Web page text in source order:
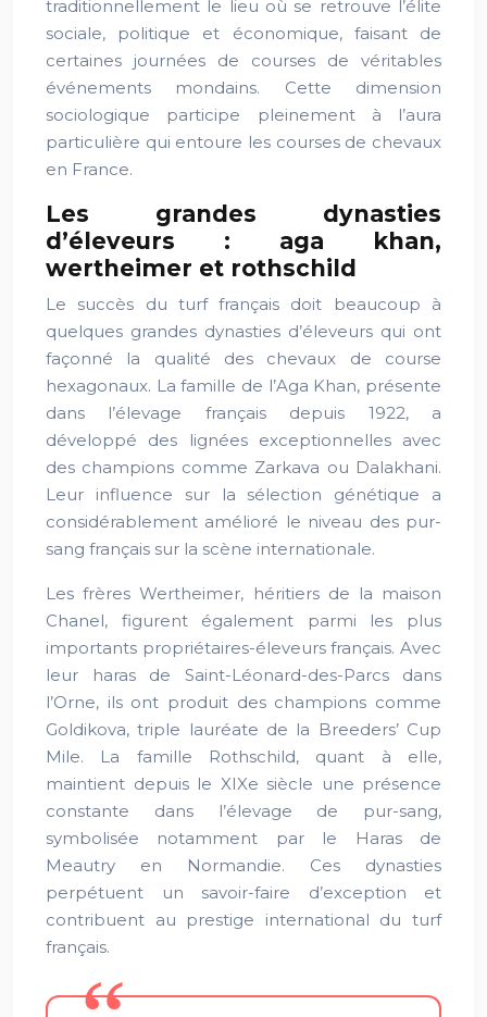
traditionnellement le lieu où se retrouve l’élite
sociale, politique et économique, faisant de
certaines journées de courses de véritables
événements mondains. Cette dimension
sociologique participe pleinement à l’aura
particulière qui entoure les courses de chevaux
en France.
Les grandes dynasties
d’éleveurs : aga khan,
wertheimer et rothschild
Le succès du turf français doit beaucoup à
quelques grandes dynasties d’éleveurs qui ont
façonné la qualité des chevaux de course
hexagonaux. La famille de l’Aga Khan, présente
dans l’élevage français depuis 1922, a
développé des lignées exceptionnelles avec
des champions comme Zarkava ou Dalakhani.
Leur influence sur la sélection génétique a
considérablement amélioré le niveau des pur-
sang français sur la scène internationale.
Les frères Wertheimer, héritiers de la maison
Chanel, figurent également parmi les plus
importants propriétaires-éleveurs français. Avec
leur haras de Saint-Léonard-des-Parcs dans
l’Orne, ils ont produit des champions comme
Goldikova, triple lauréate de la Breeders’ Cup
Mile. La famille Rothschild, quant à elle,
maintient depuis le XIXe siècle une présence
constante dans l’élevage de pur-sang,
symbolisée notamment par le Haras de
Meautry en Normandie. Ces dynasties
perpétuent un savoir-faire d’exception et
contribuent au prestige international du turf
français.